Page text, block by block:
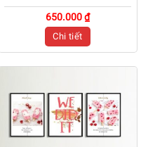
650.000 ₫
Chi tiết